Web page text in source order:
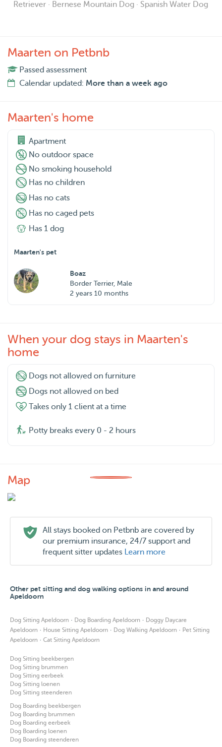
Retriever · Bernese Mountain Dog · Spanish Water Dog
Maarten on Petbnb
Passed assessment
Calendar updated: More than a week ago
Maarten's home
Apartment
No outdoor space
No smoking household
Has no children
Has no cats
Has no caged pets
Has 1 dog
Maarten's pet
Boaz
Border Terrier, Male
2 years 10 months
When your dog stays in Maarten's
home
Dogs not allowed on furniture
Dogs not allowed on bed
Takes only 1 client at a time
Potty breaks every 0 - 2 hours
Map
All stays booked on Petbnb are covered by
our premium insurance, 24/7 support and
frequent sitter updates Learn more
Other pet sitting and dog walking options in and around
Apeldoorn
Dog Sitting Apeldoorn · Dog Boarding Apeldoorn · Doggy Daycare
Apeldoorn · House Sitting Apeldoorn · Dog Walking Apeldoorn · Pet Sitting
Apeldoorn · Cat Sitting Apeldoorn
Dog Sitting beekbergen
Dog Sitting brummen
Dog Sitting eerbeek
Dog Sitting loenen
Dog Sitting steenderen
Dog Boarding beekbergen
Dog Boarding brummen
Dog Boarding eerbeek
Dog Boarding loenen
Dog Boarding steenderen